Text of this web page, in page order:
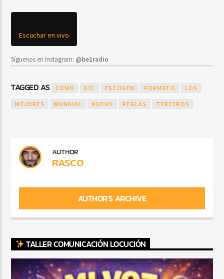
Escuchar en vivo
Síguenos en Instagram: @be1radio
TAGGED AS CÓMO DEL ESCOGEN FORMATO LOS
MEJORES MUNDIAL NUEVO REGLAS TERCEROS
AUTHOR
RASCO
AUTHOR'S ARCHIVE
TALLER COMUNICACIÓN LOCUCIÓN